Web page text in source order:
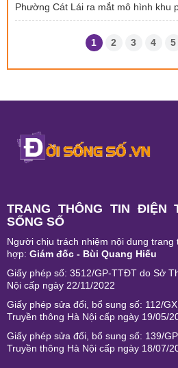
Phường Cát Lái ra mắt mô hình khu
1 2 3 4 5
TRANG THÔNG TIN ĐIỆN
SỐNG SỐ
Người chịu trách nhiệm nội dung trang
hợp: Giám đốc - Bùi Quang Hiếu
Giấy phép số: 3512/GP-TTĐT do Sở
Nội cấp ngày 22/11/2022
Giấy phép sửa đổi, bổ sung số: 112/
Truyền thông Hà Nội cấp ngày 19/05/
Giấy phép sửa đổi, bổ sung số: 139/
Truyền thông Hà Nội cấp ngày 18/07/